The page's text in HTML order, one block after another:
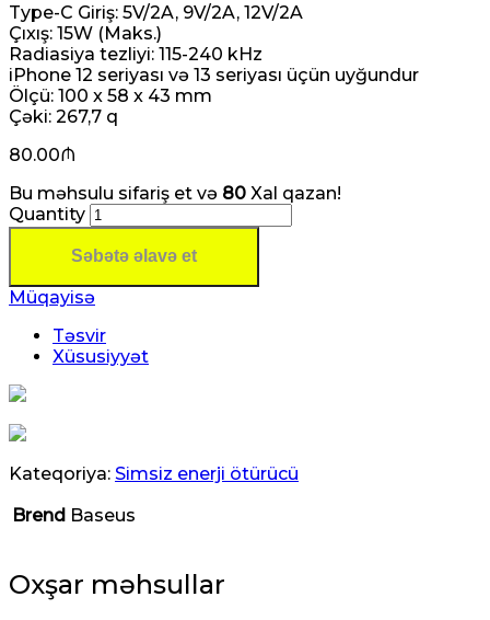
Type-C Giriş: 5V/2A, 9V/2A, 12V/2A
Çıxış: 15W (Maks.)
Radiasiya tezliyi: 115-240 kHz
iPhone 12 seriyası və 13 seriyası üçün uyğundur
Ölçü: 100 x 58 x 43 mm
Çəki: 267,7 q
80.00₼
Bu məhsulu sifariş et və 80 Xal qazan!
Quantity
Səbətə əlavə et
Müqayisə
Təsvir
Xüsusiyyət
Kateqoriya: Simsiz enerji ötürücü
Brend Baseus
Oxşar məhsullar